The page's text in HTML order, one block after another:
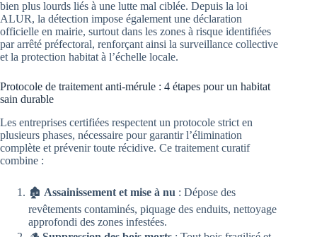
bien plus lourds liés à une lutte mal ciblée. Depuis la loi
ALUR, la détection impose également une déclaration
officielle en mairie, surtout dans les zones à risque identifiées
par arrêté préfectoral, renforçant ainsi la surveillance collective
et la protection habitat à l’échelle locale.
Protocole de traitement anti-mérule : 4 étapes pour un habitat
sain durable
Les entreprises certifiées respectent un protocole strict en
plusieurs phases, nécessaire pour garantir l’élimination
complète et prévenir toute récidive. Ce traitement curatif
combine :
🏚️ Assainissement et mise à nu : Dépose des
revêtements contaminés, piquage des enduits, nettoyage
approfondi des zones infestées.